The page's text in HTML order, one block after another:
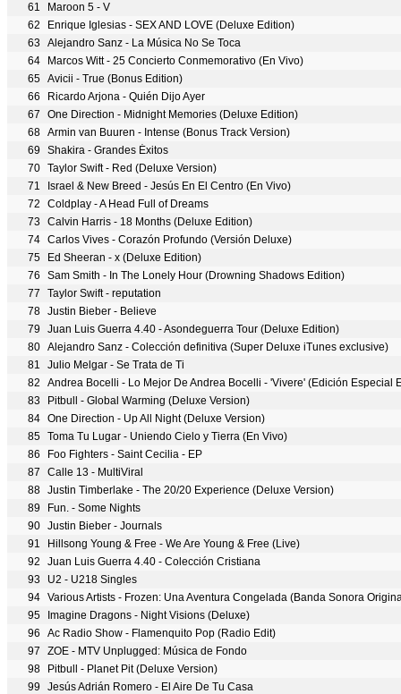
61
Maroon 5 - V
62
Enrique Iglesias - SEX AND LOVE (Deluxe Edition)
63
Alejandro Sanz - La Música No Se Toca
64
Marcos Witt - 25 Concierto Conmemorativo (En Vivo)
65 Avicii - True (Bonus Edition)
66
Ricardo Arjona - Quién Dijo Ayer
67
One Direction - Midnight Memories (Deluxe Edition)
68 Armin van Buuren - Intense (Bonus Track Version)
69
Shakira - Grandes Éxitos
70 Taylor Swift - Red (Deluxe Version)
71
Israel & New Breed - Jesús En El Centro (En Vivo)
72
Coldplay - A Head Full of Dreams
73
Calvin Harris - 18 Months (Deluxe Edition)
74 Carlos Vives - Corazón Profundo (Versión Deluxe)
75
Ed Sheeran - x (Deluxe Edition)
76
Sam Smith - In The Lonely Hour (Drowning Shadows Edition)
77
Taylor Swift - reputation
78 Justin Bieber - Believe
79
Juan Luis Guerra 4.40 - Asondeguerra Tour (Deluxe Edition)
80 Alejandro Sanz - Colección definitiva (Super Deluxe iTunes exclusive)
81
Julio Melgar - Se Trata de Ti
82
Andrea Bocelli - Lo Mejor De Andrea Bocelli - 'Vivere' (Edición Especial
83
Pitbull - Global Warming (Deluxe Version)
84 One Direction - Up All Night (Deluxe Version)
85 Toma Tu Lugar - Uniendo Cielo y Tierra (En Vivo)
86
Foo Fighters - Saint Cecilia - EP
87
Calle 13 - MultiViral
88 Justin Timberlake - The 20/20 Experience (Deluxe Version)
89
Fun. - Some Nights
90 Justin Bieber - Journals
91
Hillsong Young & Free - We Are Young & Free (Live)
92
Juan Luis Guerra 4.40 - Colección Cristiana
93
U2 - U218 Singles
94 Various Artists - Frozen: Una Aventura Congelada (Banda Sonora
95
Imagine Dragons - Night Visions (Deluxe)
96
Ac Radio Show - Flamenquito Pop (Radio Edit)
97
ZOE - MTV Unplugged: Música de Fondo
98
Pitbull - Planet Pit (Deluxe Version)
99
Jesús Adrián Romero - El Aire De Tu Casa